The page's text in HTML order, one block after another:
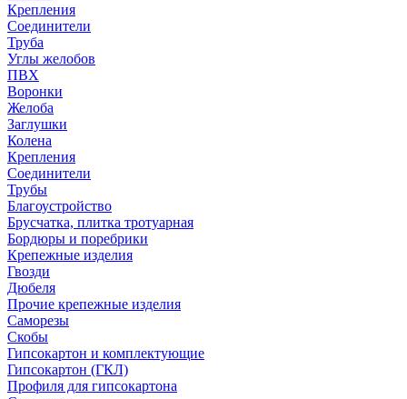
Крепления
Соединители
Труба
Углы желобов
ПВХ
Воронки
Желоба
Заглушки
Колена
Крепления
Соединители
Трубы
Благоустройство
Брусчатка, плитка тротуарная
Бордюры и поребрики
Крепежные изделия
Гвозди
Дюбеля
Прочие крепежные изделия
Саморезы
Скобы
Гипсокартон и комплектующие
Гипсокартон (ГКЛ)
Профиля для гипсокартона